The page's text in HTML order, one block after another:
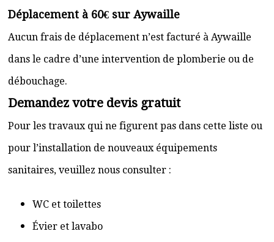
Déplacement à 60€ sur Aywaille
Aucun frais de déplacement n’est facturé à Aywaille
dans le cadre d’une intervention de plomberie ou de
débouchage.
Demandez votre devis gratuit
Pour les travaux qui ne figurent pas dans cette liste ou
pour l’installation de nouveaux équipements
sanitaires, veuillez nous consulter :
WC et toilettes
Évier et lavabo